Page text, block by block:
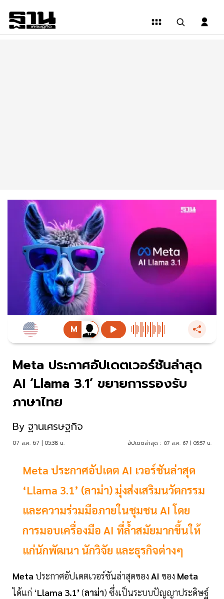
Meta ประกาศอัปเดตเวอร์ชันล่าสุด
AI ‘Llama 3.1’ ขยายการรองรับ
ภาษาไทย
By ฐานเศรษฐกิจ
07 ส.ค. 67 | 05:38 น. อัปเดตล่าสุด : 07 ส.ค. 67 | 05:57 น.
Meta ประกาศอัปเดต AI เวอร์ชันล่าสุด
‘Llama 3.1’ (ลาม่า) มุ่งส่งเสริมนวัตกรรม
และความร่วมมือภายในชุมชน AI โดย
การมอบเครื่องมือ AI ที่ล้ำสมัยมากขึ้นให้
แก่นักพัฒนา นักวิจัย และธุรกิจต่างๆ
Meta ประกาศอัปเดตเวอร์ชันล่าสุดของ AI ของ Meta
ได้แก่ ‘Llama 3.1’ (ลาม่า) ซึ่งเป็นระบบปัญญาประดิษฐ์